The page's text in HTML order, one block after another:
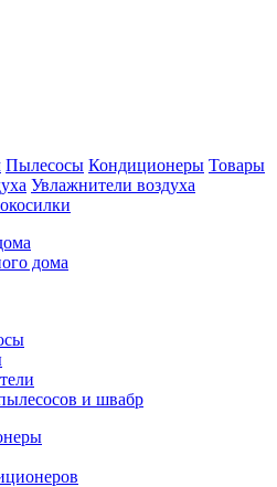
Пылесосы Кондиционеры Товары
Увлажнители воздуха
дома
и швабр